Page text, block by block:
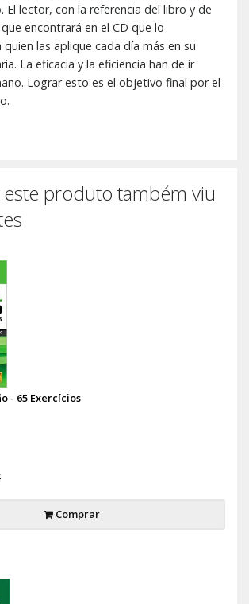
El lector, con la referencia del libro y de
encontrará en el CD que lo
las aplique cada día más en su
La eficacia y la eficiencia han de ir
Lograr esto es el objetivo final por el
produto também viu
- 65 Exercícios
Comprar